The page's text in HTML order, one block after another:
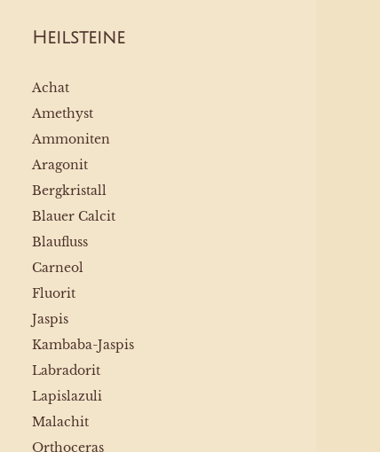
Heilsteine
Achat
Amethyst
Ammoniten
Aragonit
Bergkristall
Blauer Calcit
Blaufluss
Carneol
Fluorit
Jaspis
Kambaba-Jaspis
Labradorit
Lapislazuli
Malachit
Orthoceras